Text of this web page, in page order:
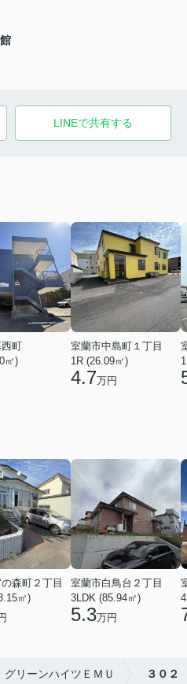
LINEで共有する
町
㎡)
室蘭市中島町１丁目
1R (26.09㎡)
4.7万円
森町２丁目
㎡)
室蘭市白鳥台２丁目
3LDK (85.94㎡)
5.3万円
グリーンハイツＥＭＵ ３０２